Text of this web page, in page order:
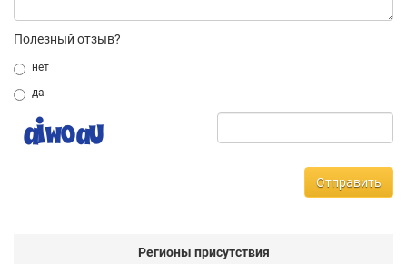
Полезный отзыв?
нет
да
Отправить
Регионы присутствия